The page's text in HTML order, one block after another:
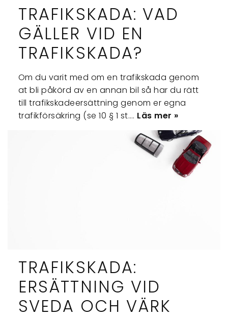
TRAFIKSKADA: VAD
GÄLLER VID EN
TRAFIKSKADA?
Om du varit med om en trafikskada genom
at bli påkörd av en annan bil så har du rätt
till trafikskadeersättning genom er egna
trafikförsäkring (se 10 § 1 st.… Läs mer »
TRAFIKSKADA:
ERSÄTTNING VID
SVEDA OCH VÄRK